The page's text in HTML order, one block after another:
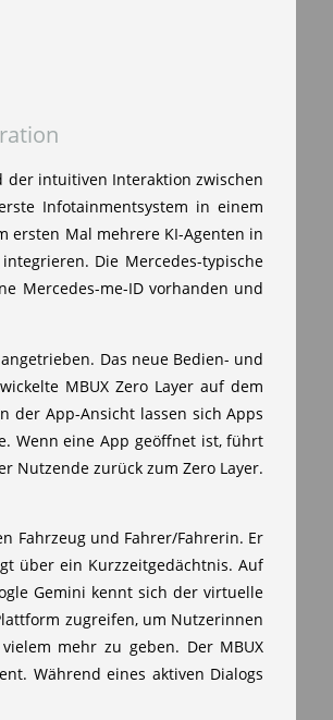
der intuitiven Interaktion zwischen
Infotainmentsystem in einem
ersten Mal mehrere KI-Agenten in
Die Mercedes-typische
Mercedes-me-ID vorhanden und
Das neue Bedien- und
MBUX Zero Layer auf dem
der App-Ansicht lassen sich Apps
Wenn eine App geöffnet ist, führt
Nutzende zurück zum Zero Layer.
Fahrzeug und Fahrer/Fahrerin. Er
über ein Kurzzeitgedächtnis. Auf
Gemini kennt sich der virtuelle
zugreifen, um Nutzerinnen
mehr zu geben. Der MBUX
Während eines aktiven Dialogs